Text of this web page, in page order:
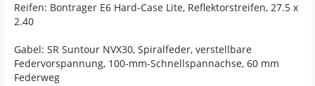
Reifen: Bontrager E6 Hard-Case Lite, Reflektorstreifen, 27.5 x
2.40
Gabel: SR Suntour NVX30, Spiralfeder, verstellbare
Federvorspannung, 100-mm-Schnellspannachse, 60 mm
Federweg